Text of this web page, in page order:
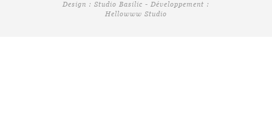
Design : Studio Basilic - Développement :
Hellowww Studio